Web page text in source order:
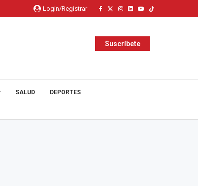
Login/Registrar
Suscríbete
SALUD DEPORTES